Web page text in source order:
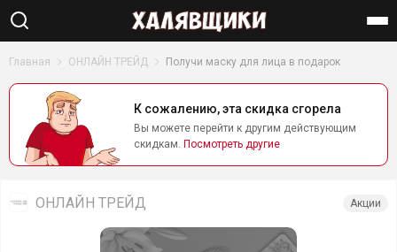
Найти
Главная ОНЛАЙН ТРЕЙД Получи маску для лица в подарок
К сожалению, эта скидка сгорела
Вы можете перейти к другим действующим
скидкам. Посмотреть другие
ОНЛАЙН ТРЕЙД Акции